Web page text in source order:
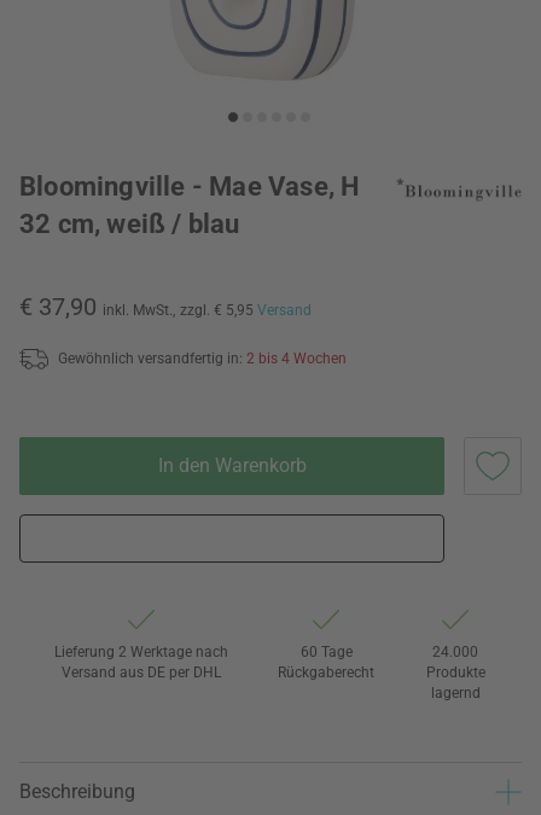
Bloomingville - Mae Vase, H
32 cm, weiß / blau
€ 37,90 inkl. MwSt., zzgl. € 5,95 Versand
Gewöhnlich versandfertig in: 2 bis 4 Wochen
In den Warenkorb
Lieferung 2 Werktage nach
Versand aus DE per DHL
60 Tage
Rückgaberecht
24.000
Produkte
lagernd
Beschreibung